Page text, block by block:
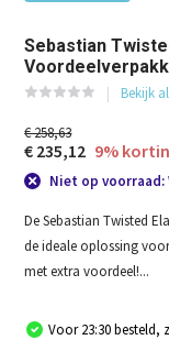
Sebastian
Bekijk
€ 258,63
€ 235,12 9%
Niet op voorraad:
De Sebastian Twisted
de ideale oplossing
met extra voordeel!...
Voor 23:30 besteld,